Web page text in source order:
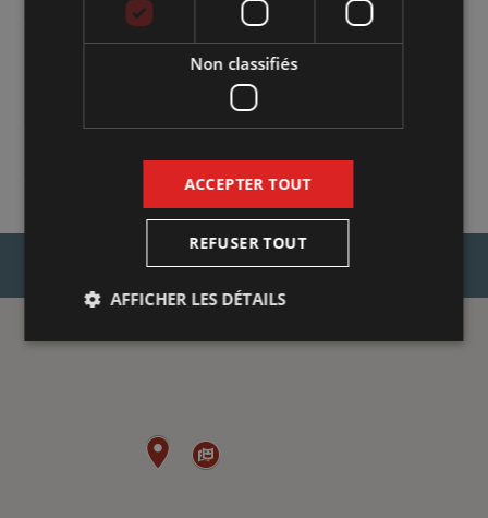
Aménagement de la salle : En distanciation physique
Cliquez sur le lien
Accéder à l'événement sur Facebook :
Non classifiés
ACCEPTER TOUT
REFUSER TOUT
AFFICHER LES DÉTAILS